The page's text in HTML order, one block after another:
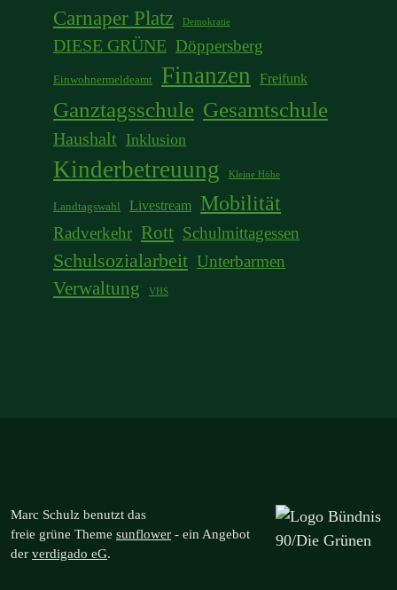
Carnaper Platz
Demokratie
DIESE GRÜNE Döppersberg
Einwohnermeldeamt Finanzen Freifunk
Ganztagsschule Gesamtschule
Haushalt Inklusion
Kinderbetreuung Kleine Höhe
Landtagswahl Livestream Mobilität
Radverkehr Rott Schulmittagessen
Schulsozialarbeit Unterbarmen
Verwaltung VHS
Marc Schulz benutzt das
freie grüne Theme sunflower ‐ ein Angebot
der verdigado eG.